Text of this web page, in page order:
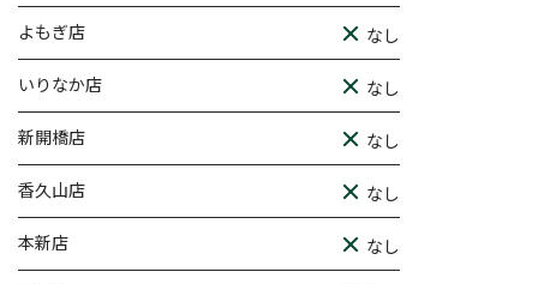
よもぎ店 なし
いりなか店 なし
新開橋店 なし
香久山店 なし
本新店 なし